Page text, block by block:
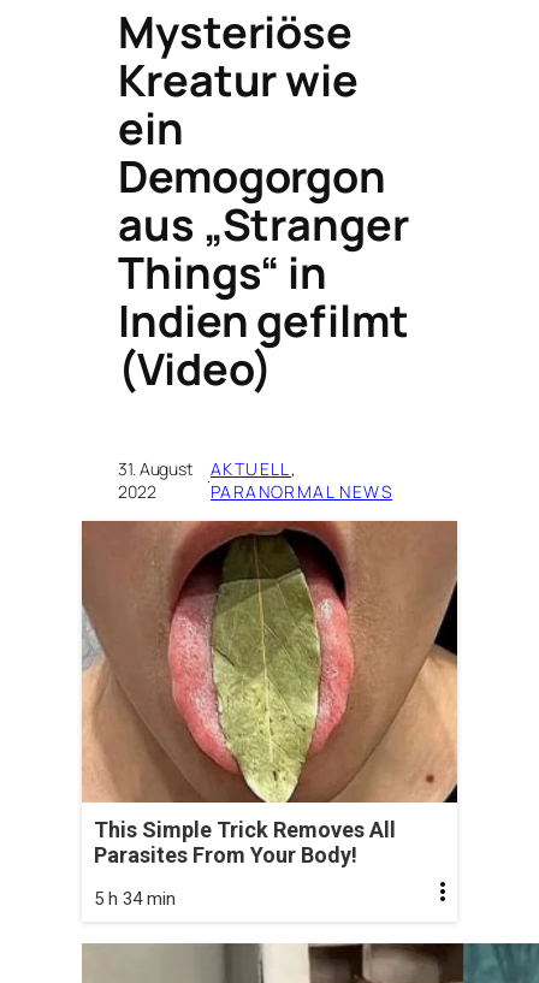
Mysteriöse
Kreatur wie
ein
Demogorgon
aus „Stranger
Things“ in
Indien gefilmt
(Video)
31. August
2022
·AKTUELL
PARANORMAL NEWS
This Simple Trick Removes All
Parasites From Your Body!
5 h 34 min